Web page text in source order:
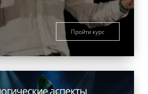
Пройти курс
аспекты